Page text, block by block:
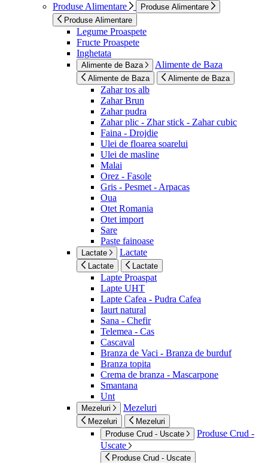
Produse Alimentare
Produse Alimentare
Produse Alimentare
Legume Proaspete
Fructe Proaspete
Inghetata
Alimente de Baza Alimente de Baza
Alimente de Baza Alimente de Baza
Zahar tos alb
Zahar Brun
Zahar pudra
Zahar plic - Zhar stick - Zahar cubic
Faina - Drojdie
Ulei de floarea soarelui
Ulei de masline
Malai
Orez - Fasole
Gris - Pesmet - Arpacas
Oua
Otet Romania
Otet import
Sare
Paste fainoase
Lactate Lactate
Lactate Lactate
Lapte Proaspat
Lapte UHT
Lapte Cafea - Pudra Cafea
Iaurt natural
Sana - Chefir
Telemea - Cas
Cascaval
Branza de Vaci - Branza de burduf
Branza topita
Crema de branza - Mascarpone
Smantana
Unt
Mezeluri Mezeluri
Mezeluri
Mezeluri
Produse Crud - Uscate
Produse Crud -
Uscate
Produse Crud - Uscate